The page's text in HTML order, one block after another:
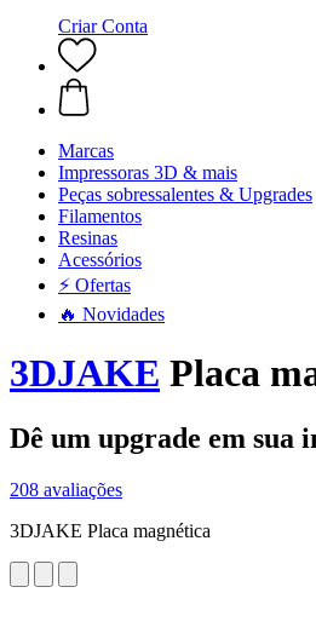
Criar Conta
Marcas
Impressoras 3D & mais
Peças sobressalentes & Upgrades
Filamentos
Resinas
Acessórios
⚡ Ofertas
🔥 Novidades
3DJAKE Placa
Dê um upgrade em sua
208 avaliações
3DJAKE Placa magnética